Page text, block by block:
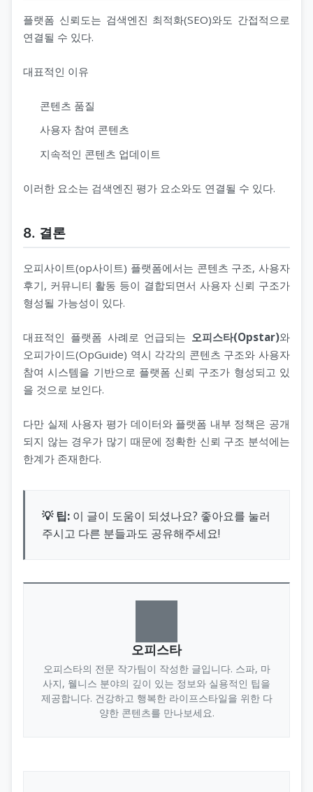
플랫폼 신뢰도는 검색엔진 최적화(SEO)와도 간접적으로
연결될 수 있다.
대표적인 이유
콘텐츠 품질
사용자 참여 콘텐츠
지속적인 콘텐츠 업데이트
이러한 요소는 검색엔진 평가 요소와도 연결될 수 있다.
8. 결론
오피사이트(op사이트) 플랫폼에서는 콘텐츠 구조, 사용자
후기, 커뮤니티 활동 등이 결합되면서 사용자 신뢰 구조가
형성될 가능성이 있다.
대표적인 플랫폼 사례로 언급되는 오피스타(Opstar)와
오피가이드(OpGuide) 역시 각각의 콘텐츠 구조와 사용자
참여 시스템을 기반으로 플랫폼 신뢰 구조가 형성되고 있
을 것으로 보인다.
다만 실제 사용자 평가 데이터와 플랫폼 내부 정책은 공개
되지 않는 경우가 많기 때문에 정확한 신뢰 구조 분석에는
한계가 존재한다.
💡 팁: 이 글이 도움이 되셨나요? 좋아요를 눌러
주시고 다른 분들과도 공유해주세요!
오피스타
오피스타의 전문 작가팀이 작성한 글입니다. 스파, 마
사지, 웰니스 분야의 깊이 있는 정보와 실용적인 팁을
제공합니다. 건강하고 행복한 라이프스타일을 위한 다
양한 콘텐츠를 만나보세요.